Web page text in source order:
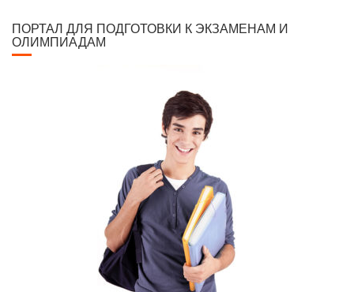
ПОРТАЛ ДЛЯ ПОДГОТОВКИ К ЭКЗАМЕНАМ И
ОЛИМПИАДАМ